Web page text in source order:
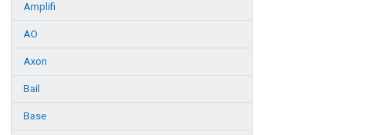
Amplifi
AO
Axon
Bail
Base